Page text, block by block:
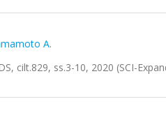
A.
cilt.829, ss.3-10, 2020 (SCI-